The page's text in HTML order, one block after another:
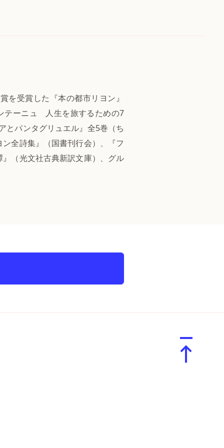
を受賞した『本の都市リヨン』
テーニュ 人生を旅するための7
とパンタグリュエル』全5巻（ち
全詩集』（国書刊行会）、『フ
（光文社古典新訳文庫）、グル